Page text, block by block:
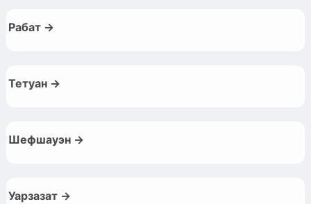
Рабат →
Тетуан →
Шефшауэн →
Уарзазат →